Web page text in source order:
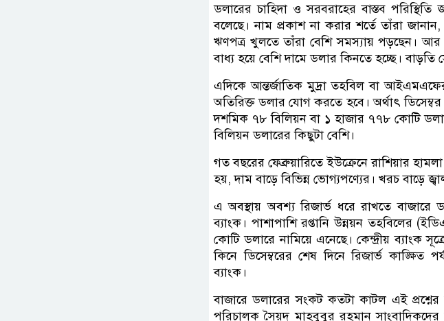
ডলারের চাহিদা ও সরবরাহের বাস্তব
বলেছে। নাম প্রকাশ না করার শর্তে তাঁরা
ঋণপত্র খুলতে তাঁরা বেশি সমস্যায় পড়ছেন। আর
বাধ্য হয়ে বেশি দামে ডলার কিনতে হচ্ছে।
এদিকে আন্তর্জাতিক মুদ্রা তহবিল বা
অতিরিক্ত ডলার যোগ করতে হবে। অর্থাৎ ডিসেম্বর
দশমিক ৭৮ বিলিয়ন বা ১ হাজার ৭৭৮ কোটি
বিলিয়ন ডলারের কিছুটা বেশি।
গত বছরের ফেব্রুয়ারিতে ইউক্রেনে রাশিয়ার
হয়, দাম বাড়ে বিভিন্ন ভোগ্যপণ্যের। খরচ বাড়ে
এ অবস্থায় অবশ্য রিজার্ভ ধরে রাখতে বাজারে
ব্যাংক। পাশাপাশি রপ্তানি উন্নয়ন তহবিলের
কোটি ডলারে নামিয়ে এনেছে। কেন্দ্রীয় ব্যাংক
কিনে ডিসেম্বরের শেষ দিনে রিজার্ভ কাঙ্ক্ষিত
ব্যাংক।
বাজারে ডলারের সংকট কতটা কাটল এই প্রশ্নের
পরিচালক সৈয়দ মাহবুবুর রহমান